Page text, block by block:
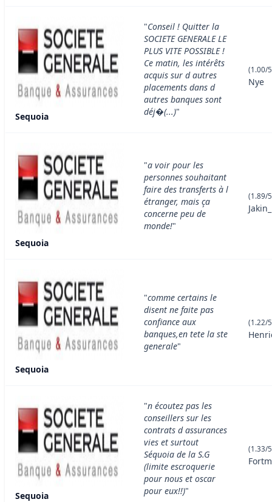
Sequoia
"Conseil ! Quitter la
SOCIETE GENERALE LE
PLUS VITE POSSIBLE !
Ce matin, les intérêts
acquis sur d autres
placements dans d
autres banques sont
déj�(...)"
(1.00/
Nye
Sequoia
"a voir pour les
personnes souhaitant
faire des transferts à l
étranger, mais ça
concerne peu de
monde!"
(1.89/
Sequoia
"comme certains le
disent ne faite pas
confiance aux
banques,en tete la ste
generale"
(1.22/
Sequoia
"n écoutez pas les
conseillers sur les
contrats d assurances
vies et surtout
Séquoia de la S.G
(limite escroquerie
pour nous et oscar
pour eux!!)"
(1.33/